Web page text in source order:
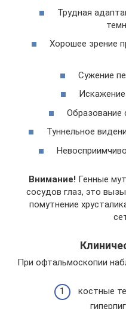
Трудная
Хорошее зрение
Сужение
Образование
Туннельное
Внимание! Генные
сосудов глаз, это
помутнение
При офтальмоскопии
костные